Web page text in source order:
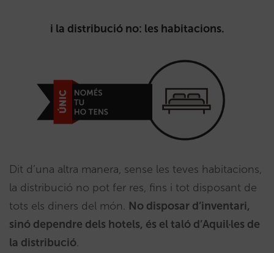
i la distribució no: les habitacions.
Dit d’una altra manera, sense les teves habitacions,
la distribució no pot fer res, fins i tot disposant de
tots els diners del món. No disposar d’inventari,
sinó dependre dels hotels, és el taló d’Aquil·les de
la distribució.